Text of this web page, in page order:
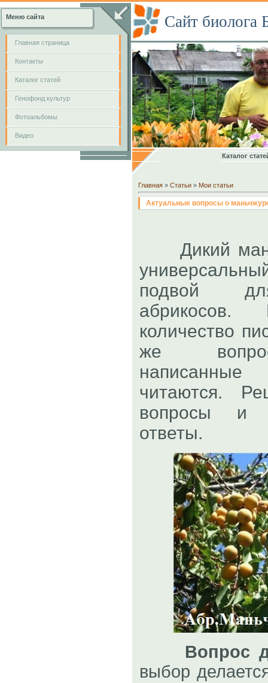
Меню сайта
Главная страница
Контакты
Каталог статей
Генофонд культур
Фотоальбомы
Видео
Сайт биолога
Каталог
Главная » Статьи » Мои статьи
Актуальные вопросы о
Дикий
подвой
абрикосов.
количество
же
читаются.
вопросы и
ответы.
Вопрос
выбор